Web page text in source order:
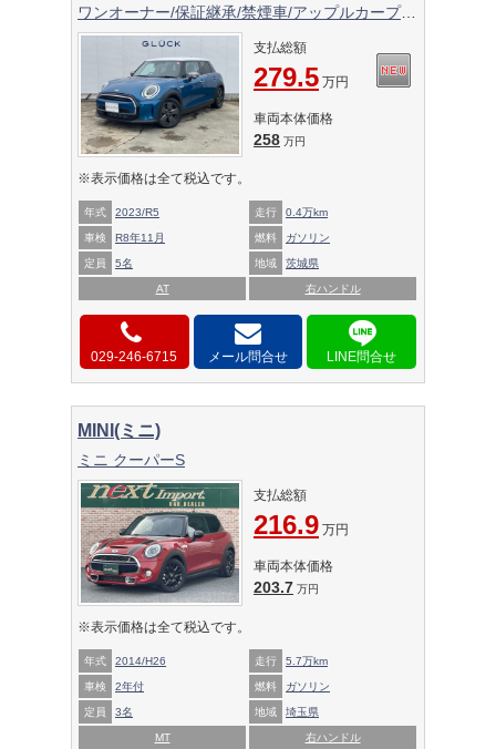
ワンオーナー/保証継承/禁煙車/アップルカープレ
イ/純正ナビ/黒革シート/シートヒーター/バック
カメラ/アダプティブクルーズ/シートヒーター/ド
ライブレコーダー/
支払総額
279.5 万円
車両本体価格
258 万円
※表示価格は全て税込です。
年式 2023/R5 走行 0.4万km
車検 R8年11月 燃料 ガソリン
定員 5名 地域 茨城県
AT 右ハンドル
029-246-6715 メール問合せ
MINI(ミニ)
ミニ クーパーS
支払総額
216.9 万円
車両本体価格
203.7 万円
※表示価格は全て税込です。
年式 2014/H26 走行 5.7万km
車検 2年付 燃料 ガソリン
定員 3名 地域 埼玉県
MT 右ハンドル